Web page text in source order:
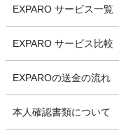
EXPARO サービス一覧
EXPARO サービス比較
EXPAROの送金の流れ
本人確認書類について